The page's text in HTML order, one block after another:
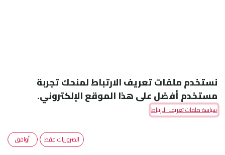
Amoun Pharmaceutical Co. S.A.E
نستخدم ملفات تعريف الارتباط لمنحك تجربة
مستخدم أفضل على هذا الموقع الإلكتروني.
سياسة ملفات تعريف الارتباط
الضروريات فقط أوافق